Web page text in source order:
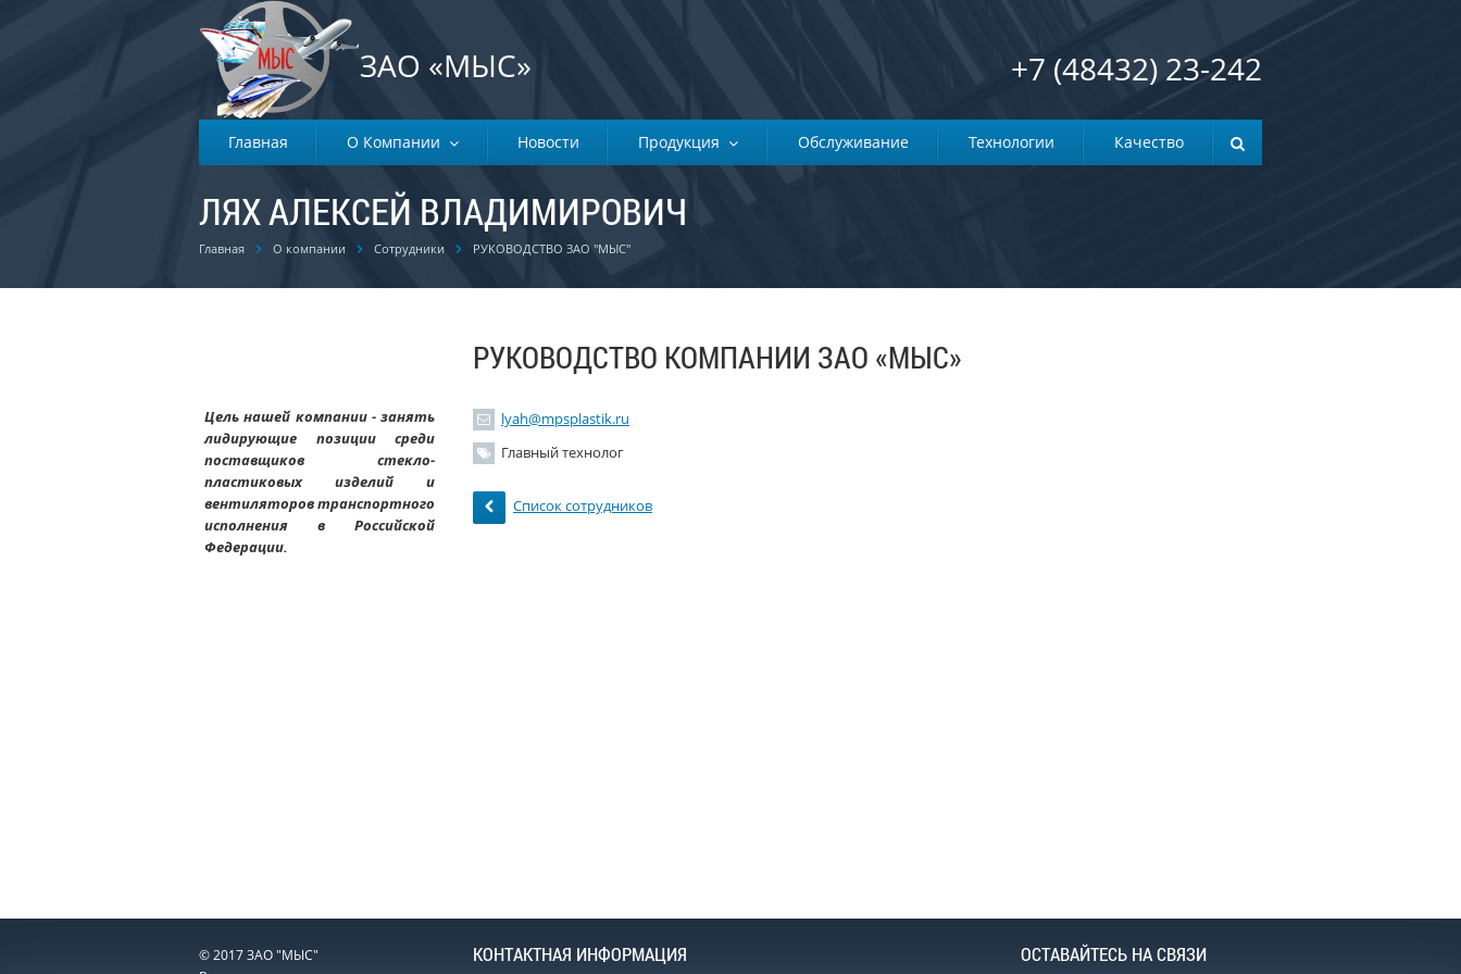
ЗАО «МЫС» +7 (48432) 23-242
Главная О Компании Новости Продукция Обслуживание Технологии Качество
ЛЯХ АЛЕКСЕЙ ВЛАДИМИРОВИЧ
Главная О компании Сотрудники РУКОВОДСТВО ЗАО "МЫС"
Цель нашей компании - занять
лидирующие позиции среди
поставщиков стекло-
пластиковых изделий и
вентиляторов транспортного
исполнения в Российской
Федерации.
РУКОВОДСТВО КОМПАНИИ ЗАО «МЫС»
lyah@mpsplastik.ru
Главный технолог
Список сотрудников
© 2017 ЗАО "МЫС"
КОНТАКТНАЯ ИНФОРМАЦИЯ ОСТАВАЙТЕСЬ НА СВЯЗИ